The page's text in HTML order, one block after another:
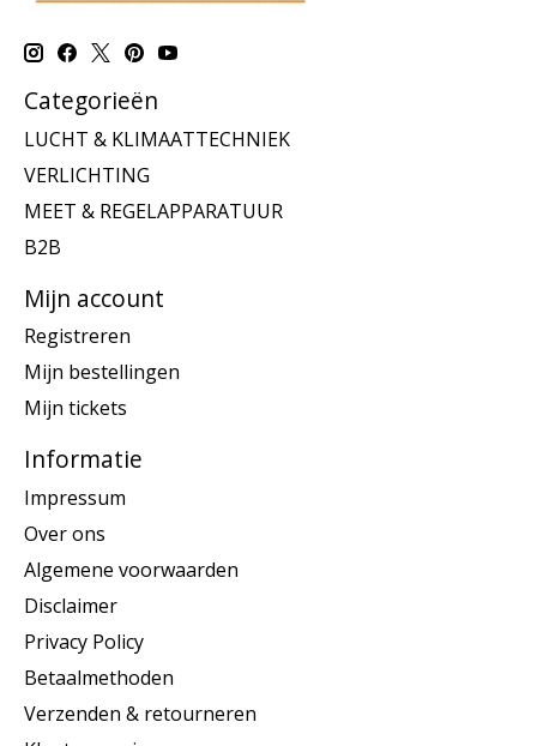
Categorieën
LUCHT & KLIMAATTECHNIEK
VERLICHTING
MEET & REGELAPPARATUUR
B2B
Mijn account
Registreren
Mijn bestellingen
Mijn tickets
Informatie
Impressum
Over ons
Algemene voorwaarden
Disclaimer
Privacy Policy
Betaalmethoden
Verzenden & retourneren